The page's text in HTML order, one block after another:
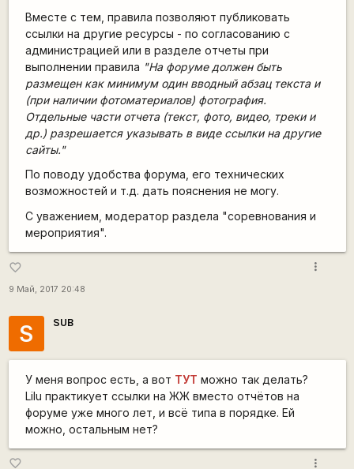
Вместе с тем, правила позволяют публиковать
ссылки на другие ресурсы - по согласованию с
администрацией или в разделе отчеты при
выполнении правила "На форуме должен быть
размещен как минимум один вводный абзац текста и
(при наличии фотоматериалов) фотография.
Отдельные части отчета (текст, фото, видео, треки и
др.) разрешается указывать в виде ссылки на другие
сайты."
По поводу удобства форума, его технических
возможностей и т.д. дать пояснения не могу.
С уважением, модератор раздела "соревнования и
мероприятия".
favorite_border
9 Май, 2017 20:48
more_vert
S SUB
У меня вопрос есть, а вот ТУТ можно так делать?
Lilu практикует ссылки на ЖЖ вместо отчётов на
форуме уже много лет, и всё типа в порядке. Ей
можно, остальным нет?
favorite_border more_vert